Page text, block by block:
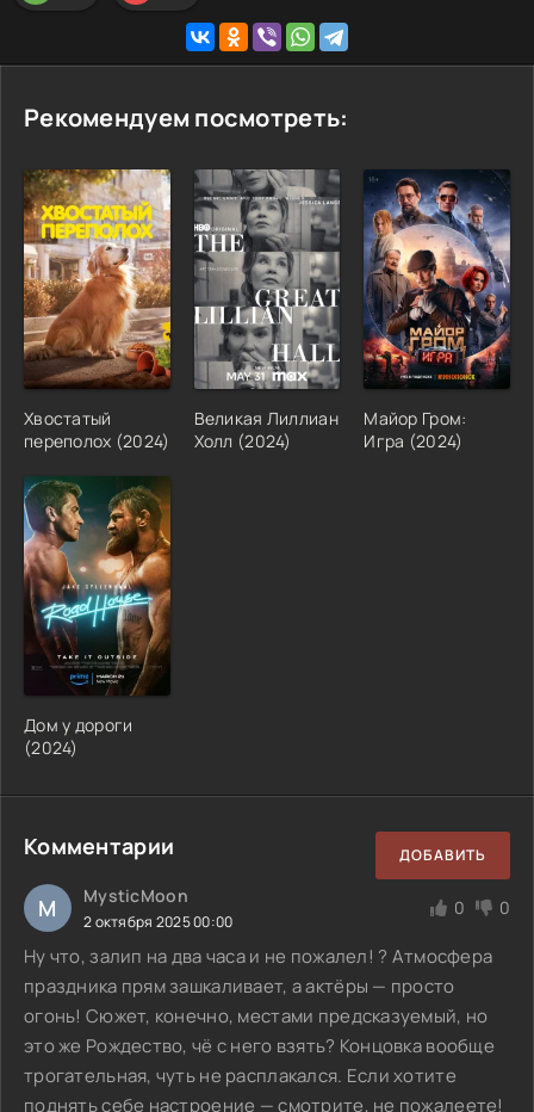
Рекомендуем посмотреть:
Хвостатый
переполох (2024)
Великая Лиллиан
Холл (2024)
Майор Гром:
Игра (2024)
Дом у дороги
(2024)
Комментарии ДОБАВИТЬ
M MysticMoon
2 октября 2025 00:00
0 0
Ну что, залип на два часа и не пожалел! ? Атмосфера
праздника прям зашкаливает, а актёры — просто
огонь! Сюжет, конечно, местами предсказуемый, но
это же Рождество, чё с него взять? Концовка вообще
трогательная, чуть не расплакался. Если хотите
поднять себе настроение — смотрите, не пожалеете!